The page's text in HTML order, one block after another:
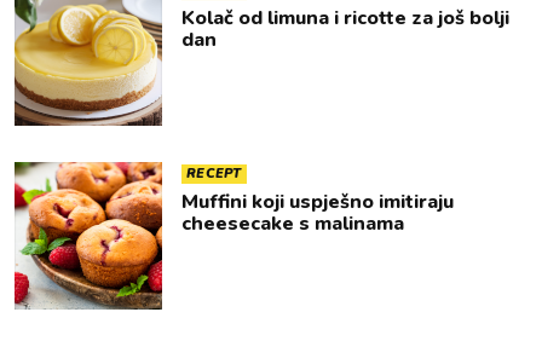
Kolač od limuna i ricotte za još bolji
dan
RECEPT
Muffini koji uspješno imitiraju
cheesecake s malinama